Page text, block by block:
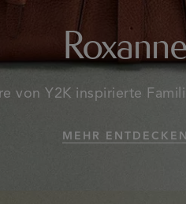
Roxanne
von Y2K inspirierte
MEHR ENTDECKEN